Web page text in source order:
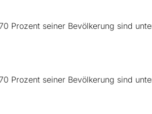
Prozent seiner Bevölkerung sind
Prozent seiner Bevölkerung sind